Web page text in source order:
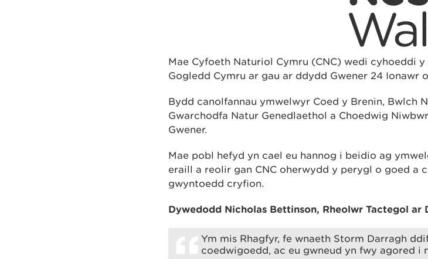
Mae Cyfoeth Naturiol Cymru (CNC) wedi cyhoeddi
Gogledd Cymru ar gau ar ddydd Gwener 24 Ionawr
Bydd canolfannau ymwelwyr Coed y Brenin, Bwlch
Gwarchodfa Natur Genedlaethol a Choedwig
Gwener.
Mae pobl hefyd yn cael eu hannog i beidio ag
eraill a reolir gan CNC oherwydd y perygl o goed a
gwyntoedd cryfion.
Dywedodd Nicholas Bettinson, Rheolwr Tactegol
Ym mis Rhagfyr, fe wnaeth Storm Darragh
coedwigoedd, ac eu gwneud yn fwy agored i